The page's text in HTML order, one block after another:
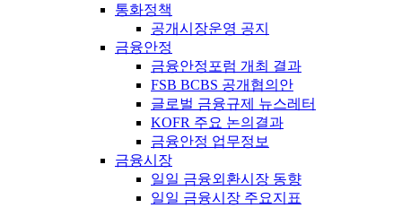
통화정책
공개시장운영 공지
금융안정
금융안정포럼 개최 결과
FSB BCBS 공개협의안
글로벌 금융규제 뉴스레터
KOFR 주요 논의결과
금융안정 업무정보
금융시장
일일 금융외환시장 동향
일일 금융시장 주요지표